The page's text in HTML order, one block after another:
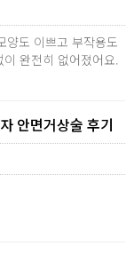
양도 이쁘고 부작용도
완전히 없어졌어요.
안면거상술 후기